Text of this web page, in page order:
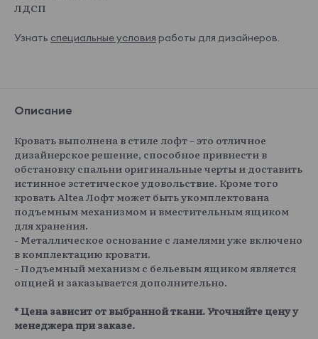
ЛДСП
Узнать специальные условия работы для дизайнеров.
Описание
Кровать выполнена в стиле лофт – это отличное
дизайнерское решение, способное привнести в
обстановку спальни оригинальные черты и доставить
истинное эстетическое удовольствие. Кроме того
кровать Altea Лофт может быть укомплектована
подъемным механизмом и вместительным ящиком
для хранения.
- Металлическое основание с ламелями уже включено
в комплектацию кровати.
- Подъемный механизм с бельевым ящиком является
опцией и заказывается дополнительно.
* Цена зависит от выбранной ткани. Уточняйте цену у
менеджера при заказе.